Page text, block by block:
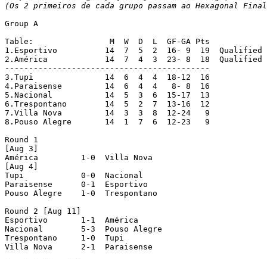
(Os 2 primeiros de cada grupo passam ao Hexagonal
Group A
Table:                M  W  D  L  GF-GA Pts
1.Esportivo 	     14  7  5  2  16- 9  19  Qualified
2.América 	     14  7  4  3  23- 8  18  Qualified
-------------------------------------------
3.Tupi	 	     14  6  4  4  18-12  16
4.Paraisense 	     14  6  4  4   8- 8  16
5.Nacional 	     14  5  3  6  15-17  13
6.Trespontano 	     14  5  2  7  13-16  12
7.Villa Nova 	     14  3  3  8  12-24   9
8.Pouso Alegre	     14  1  7  6  12-23   9
Round 1
[Aug 3]
América  	1-0  Villa Nova
[Aug 4]
Tupi	  	0-0  Nacional
Paraisense	0-1  Esportivo
Pouso Alegre  	1-0  Trespontano
Round 2 [Aug 11]
Esportivo  	1-1  América
Nacional  	5-3  Pouso Alegre
Trespontano	1-0  Tupi
Villa Nova	2-1  Paraisense